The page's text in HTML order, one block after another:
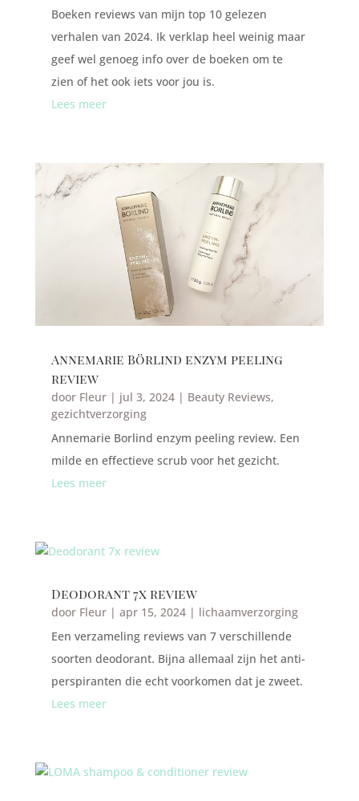
Boeken reviews van mijn top 10 gelezen
verhalen van 2024. Ik verklap heel weinig maar
geef wel genoeg info over de boeken om te
zien of het ook iets voor jou is.
Lees meer
Annemarie Börlind enzym peeling
review
door Fleur| jul 3, 2024| Beauty Reviews,
gezichtverzorging
Annemarie Borlind enzym peeling review. Een
milde en effectieve scrub voor het gezicht.
Lees meer
Deodorant 7x review
door Fleur| apr 15, 2024| lichaamverzorging
Een verzameling reviews van 7 verschillende
soorten deodorant. Bijna allemaal zijn het anti-
perspiranten die echt voorkomen dat je zweet.
Lees meer